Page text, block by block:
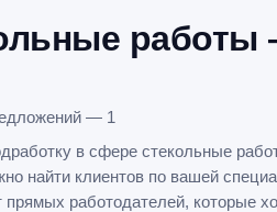
работы
— 1
в сфере стекольные
найти клиентов по вашей
прямых работодателей, которые